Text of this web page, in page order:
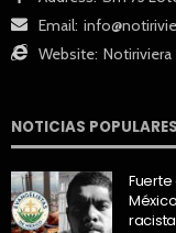
Email:
Website: Notiriviera
NOTICIAS POPULARES